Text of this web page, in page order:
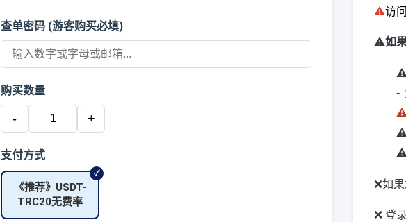
查单密码 (游客购买必填)
购买数量
- +
支付方式
《推荐》USDT-
TRC20无费率
⚠️访问
⚠️如
-
❌如
❌ 登